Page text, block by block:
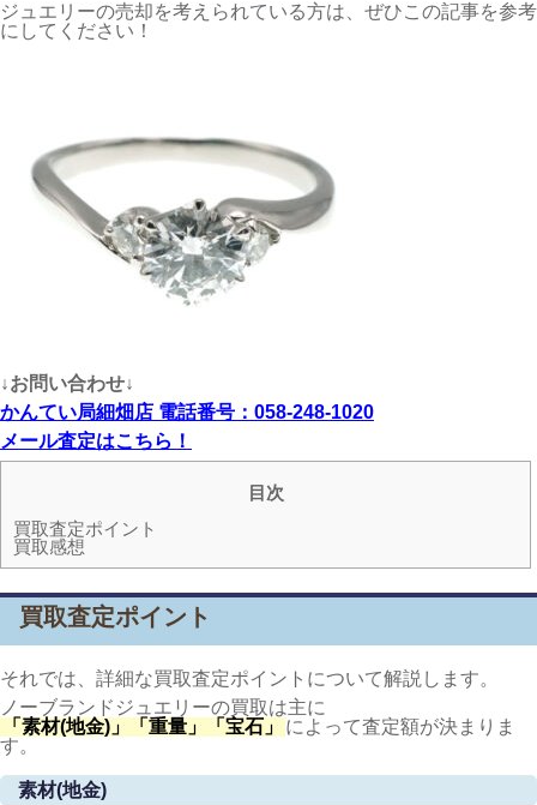
ジュエリーの売却を考えられている方は、ぜひこの記事を参考
にしてください！
↓お問い合わせ↓
かんてい局細畑店 電話番号：058-248-1020
メール査定はこちら！
目次
買取査定ポイント
買取感想
買取査定ポイント
それでは、詳細な買取査定ポイントについて解説します。
ノーブランドジュエリーの買取は主に
「素材(地金)」「重量」「宝石」
によって査定額が決まりま
す。
素材(地金)